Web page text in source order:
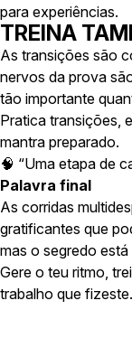
para experiências.
TREINA
As transições são
nervos da prova
tão importante
Pratica transições,
mantra preparado.
🧠 “Uma etapa de
Palavra final
As corridas
gratificantes que
mas o segredo
Gere o teu ritmo,
trabalho que